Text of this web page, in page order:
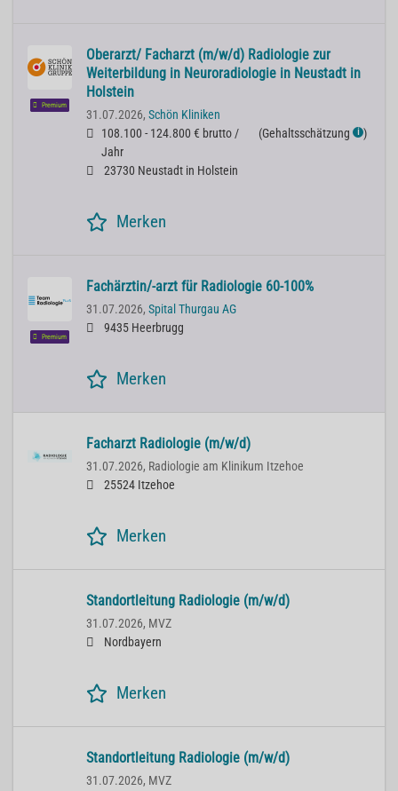
Premium
Oberarzt/ Facharzt (m/w/d) Radiologie zur
Weiterbildung in Neuroradiologie in Neustadt in
Holstein
31.07.2026, Schön Kliniken
108.100 - 124.800 € brutto /
Jahr
(Gehaltsschätzung ℹ )
23730 Neustadt in Holstein
Merken
Premium
Fachärztin/-arzt für Radiologie 60-100%
31.07.2026, Spital Thurgau AG
9435 Heerbrugg
Merken
Facharzt Radiologie (m/w/d)
31.07.2026, Radiologie am Klinikum Itzehoe
25524 Itzehoe
Merken
Standortleitung Radiologie (m/w/d)
31.07.2026, MVZ
Nordbayern
Merken
Standortleitung Radiologie (m/w/d)
31.07.2026, MVZ